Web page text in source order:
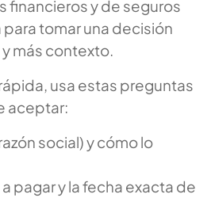
financieros y de seguros
tomar una decisión
más contexto.
usa estas preguntas
aceptar:
social) y cómo lo
pagar y la fecha exacta de